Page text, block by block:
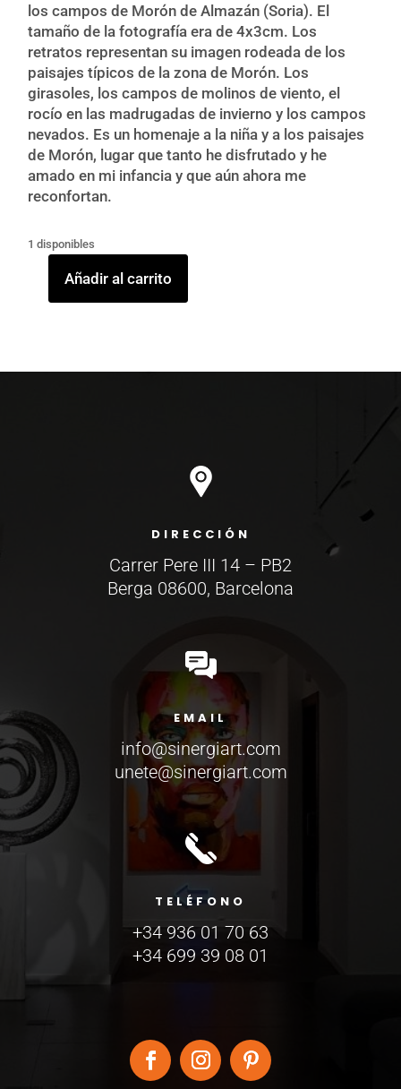
los campos de Morón de Almazán (Soria). El
tamaño de la fotografía era de 4x3cm. Los
retratos representan su imagen rodeada de los
paisajes típicos de la zona de Morón. Los
girasoles, los campos de molinos de viento, el
rocío en las madrugadas de invierno y los campos
nevados. Es un homenaje a la niña y a los paisajes
de Morón, lugar que tanto he disfrutado y he
amado en mi infancia y que aún ahora me
reconfortan.
1 disponibles
MOLINOSAñadir al carrito
DIRECCIÓN
Carrer Pere III 14 – PB2
Berga 08600, Barcelona
EMAIL
info@sinergiart.com
unete@sinergiart.com
TELÉFONO
+34 936 01 70 63
+34 699 39 08 01